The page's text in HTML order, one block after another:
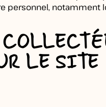
personnel, notamment
LE SITE